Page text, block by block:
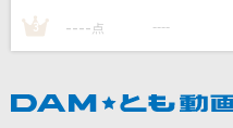
[生音]シクラメンのかほ
3 ---- 点 ----